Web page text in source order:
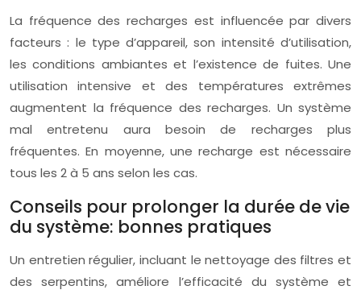
La fréquence des recharges est influencée par divers
facteurs : le type d’appareil, son intensité d’utilisation,
les conditions ambiantes et l’existence de fuites. Une
utilisation intensive et des températures extrêmes
augmentent la fréquence des recharges. Un système
mal entretenu aura besoin de recharges plus
fréquentes. En moyenne, une recharge est nécessaire
tous les 2 à 5 ans selon les cas.
Conseils pour prolonger la durée de vie
du système: bonnes pratiques
Un entretien régulier, incluant le nettoyage des filtres et
des serpentins, améliore l’efficacité du système et